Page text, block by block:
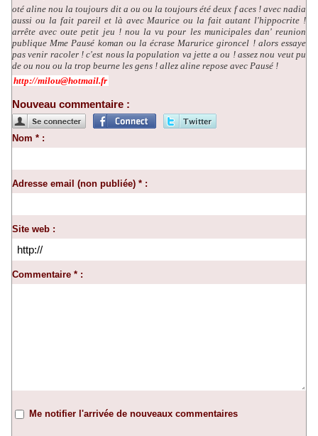
oté aline nou la toujours dit a ou ou la toujours été deux f aces ! avec nadia
aussi ou la fait pareil et là avec Maurice ou la fait autant l'hippocrite !
arrête avec oute petit jeu ! nou la vu pour les municipales dan' reunion
publique Mme Pausé koman ou la écrase Marurice gironcel ! alors essaye
pas venir racoler ! c'est nous la population va jette a ou ! assez nou veut pu
de ou nou ou la trop beurne les gens ! allez aline repose avec Pausé !
http://milou@hotmail.fr
Nouveau commentaire :
Nom * :
Adresse email (non publiée) * :
Site web :
Commentaire * :
Me notifier l'arrivée de nouveaux commentaires